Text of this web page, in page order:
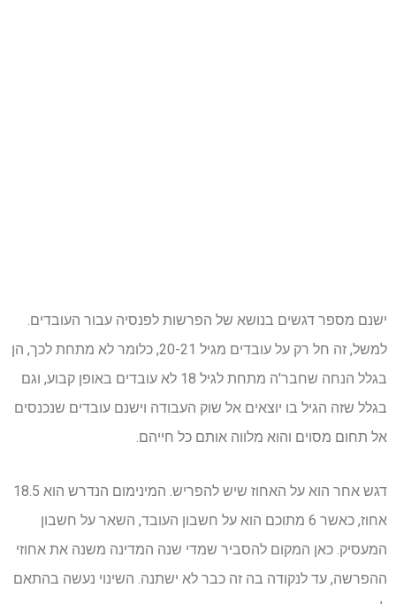
ישנם מספר דגשים בנושא של הפרשות לפנסיה עבור העובדים.
למשל, זה חל רק על עובדים מגיל 20-21, כלומר לא מתחת לכך, הן
בגלל הנחה שחבר'ה מתחת לגיל 18 לא עובדים באופן קבוע, וגם
בגלל שזה הגיל בו יוצאים אל שוק העבודה וישנם עובדים שנכנסים
אל תחום מסוים והוא מלווה אותם כל חייהם.
דגש אחר הוא על האחוז שיש להפריש. המינימום הנדרש הוא 18.5
אחוז, כאשר 6 מתוכם הוא על חשבון העובד, השאר על חשבון
המעסיק. כאן המקום להסביר שמדי שנה המדינה משנה את אחוזי
ההפרשה, עד לנקודה בה זה כבר לא ישתנה. השינוי נעשה בהתאם